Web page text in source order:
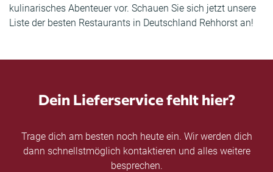
kulinarisches Abenteuer vor. Schauen Sie sich jetzt unsere
Liste der besten Restaurants in Deutschland Rehhorst an!
Dein Lieferservice fehlt hier?
Trage dich am besten noch heute ein. Wir werden dich
dann schnellstmöglich kontaktieren und alles weitere
besprechen.